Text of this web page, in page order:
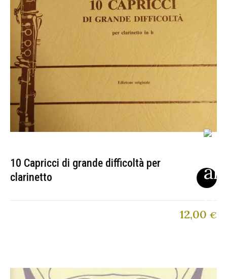
10 Capricci di grande difficoltà per
clarinetto
12,00 €